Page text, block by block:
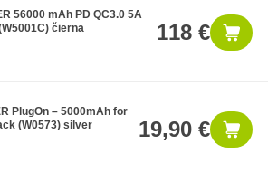
56000 mAh PD QC3.0 5A
čierna
118 €
PlugOn – 5000mAh for
(W0573) silver
19,90 €